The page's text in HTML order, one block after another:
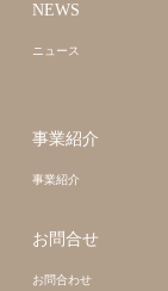
NEWS
ニュース
事業紹介
事業紹介
お問合せ
お問合わせ